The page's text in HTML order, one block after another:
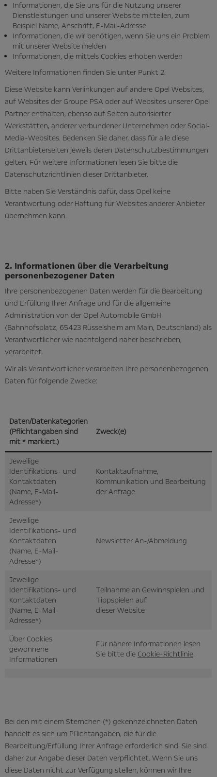
Informationen, die Sie uns für die Nutzung unserer
Dienstleistungen und unserer Website mitteilen, zum
Beispiel Name, Anschrift, E-Mail-Adresse
Informationen, die wir benötigen, wenn Sie uns ein Problem
mit unserer Website melden
Informationen, die mittels Cookies erhoben werden
Weitere Informationen finden Sie unter Punkt 2.
Diese Website kann Verlinkungen auf andere Opel Websites,
auf Websites der Groupe PSA oder auf Websites unserer Opel
Partner enthalten, ebenso auf Seiten autorisierter
Werkstätten, anderer verbundener Unternehmen oder Social-
Media-Websites. Bedenken Sie daher, dass für alle diese
Drittanbieterseiten jeweils deren Datenschutzbestimmungen
gelten. Für weitere Informationen lesen Sie bitte die
Datenschutzrichtlinien dieser Drittanbieter.
Bitte haben Sie Verständnis dafür, dass Opel keine
Verantwortung oder Haftung für Websites anderer Anbieter
übernehmen kann.
2. Informationen über die Verarbeitung
personenbezogener Daten
Ihre personenbezogenen Daten werden für die Bearbeitung
und Erfüllung Ihrer Anfrage und für die allgemeine
Administration von der Opel Automobile GmbH
(Bahnhofsplatz, 65423 Rüsselsheim am Main, Deutschland) als
Verantwortlicher wie nachfolgend näher beschrieben,
verarbeitet.
Wir als Verantwortlicher verarbeiten Ihre personenbezogenen
Daten für folgende Zwecke:
Daten/Datenkategorien
(Pflichtangaben sind
mit * markiert.)
Zweck(e)
Jeweilige
Identifikations- und
Kontaktdaten
(Name, E-Mail-
Adresse*)
Kontaktaufnahme,
Kommunikation und Bearbeitung
der Anfrage
Jeweilige
Identifikations- und
Kontaktdaten
(Name, E-Mail-
Adresse*)
Newsletter An-/Abmeldung
Jeweilige
Identifikations- und
Kontaktdaten
(Name, E-Mail-
Adresse*)
Teilnahme an Gewinnspielen und
Tippspielen auf
dieser Website
Über Cookies
gewonnene
Informationen
Für nähere Informationen lesen
Sie bitte die Cookie-Richtlinie.
Bei den mit einem Sternchen (*) gekennzeichneten Daten
handelt es sich um Pflichtangaben, die für die
Bearbeitung/Erfüllung Ihrer Anfrage erforderlich sind. Sie sind
daher zur Angabe dieser Daten verpflichtet. Wenn Sie uns
diese Daten nicht zur Verfügung stellen, können wir Ihre